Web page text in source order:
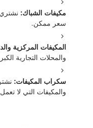
مكيفات الشباك:نشتري
سعر ممكن.
المكيفات المركزية
والمحلات التجارية
سكراب المكيفات:
والمكيفات التي لا